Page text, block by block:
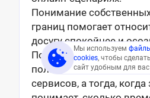
Понимание
границ помогает
досугу спокойнее и
Пользователь
полностью
сервисов, а тогда, когда
Мы используем
cookies, чтобы сделать
сайт удобным для вас